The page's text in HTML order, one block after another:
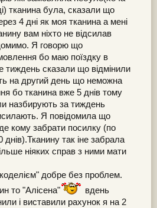
экрю) за 16 евро (оба) и 50
14 евро. Ни в одном "живом" или
цены не встечались
тканина була, сказали що
4 дні як моя тканина а мені
вам ніхто не відсилав
Я говорю що
бо маю поїздку в
тиждень сказали що відмінили
на другий день що неможна
бо тканина вже 5 днів тому
назбирують за тиждень
Я повідомила що
кому забрати посилку (по
так іне забрала
ніяких справ з ними мати
добре без проблем.
то "Алісена"
вдень
і виставили рахунок я на 2